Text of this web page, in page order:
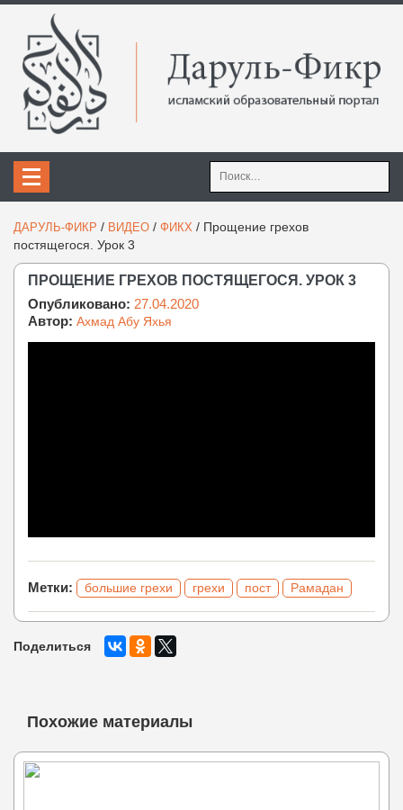
Найти:
ДАРУЛЬ-ФИКР / ВИДЕО / ФИКХ / Прощение грехов
постящегося. Урок 3
ПРОЩЕНИЕ ГРЕХОВ ПОСТЯЩЕГОСЯ. УРОК 3
Опубликовано: 27.04.2020
Автор: Ахмад Абу Яхья
Метки: большие грехи грехи пост Рамадан
Поделиться
Похожие материалы